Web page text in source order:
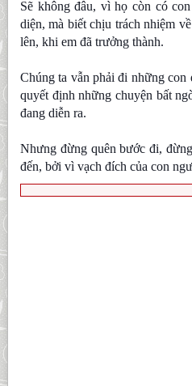
Sẽ không đâu, vì họ còn có
diện, mà biết chịu trách nhiệm
lên, khi em đã trưởng thành.
Chúng ta vẫn phải đi những
quyết định những chuyện bất
đang diễn ra.
Nhưng đừng quên bước đi,
đến, bởi vì vạch đích của con